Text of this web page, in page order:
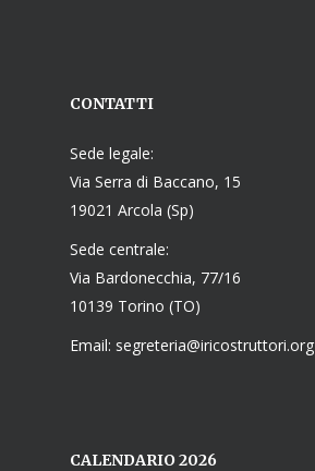
CONTATTI
Sede legale:
Via Serra di Baccano, 15
19021 Arcola (Sp)
Sede centrale:
Via Bardonecchia, 77/16
10139 Torino (TO)
Email: segreteria@iricostruttori.org
CALENDARIO 2026